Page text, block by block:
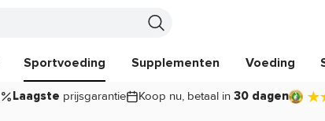
Sportvoeding Supplementen Voeding
Laagste prijsgarantie Koop nu, betaal in 30 dagen